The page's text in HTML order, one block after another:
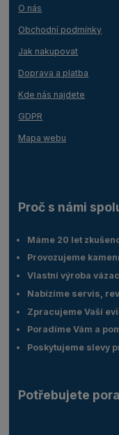
O nás
Obchodní podmínky
Jak nakupovat
Doprava a platba
Kde nás najdete
GDPR
Mapa webu
Proč s námi
Máme 20 let
Provozujeme
Vlastní výroba
Nabízíme servis,
Zpracujeme Vaší
Poradíme Vám a
Poskytujeme slevy
Potřebujete